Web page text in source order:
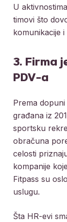
U
timovi što
komunikacije
3. Firma
PDV-a
Prema
građana iz
sportsku
obračuna
celosti
kompanije
Fitpass su
uslugu.
Šta HR-evi